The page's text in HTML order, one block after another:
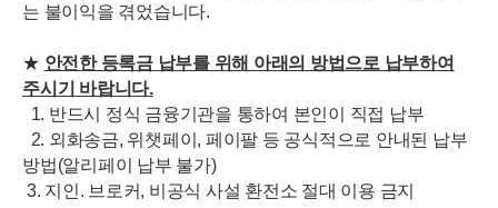
는 불이익을 겪었습니다.
★ 안전한 등록금 납부를 위해 아래의 방법으로 납부하여
주시기 바랍니다.
1. 반드시 정식 금융기관을 통하여 본인이 직접 납부
2. 외화송금, 위챗페이, 페이팔 등 공식적으로 안내된 납부
방법(알리페이 납부 불가)
3. 지인. 브로커, 비공식 사설 환전소 절대 이용 금지